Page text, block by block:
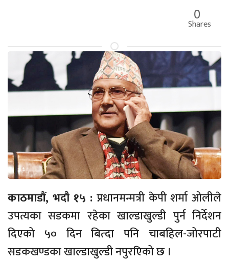
0
Shares
काठमाडौं, भदौ १५ : प्रधानमन्मत्री केपी शर्मा ओलीले
उपत्यका सडकमा रहेका खाल्डाखुल्डी पुर्न निर्देशन
दिएको ५० दिन बित्दा पनि चाबहिल-जोरपाटी
सडकखण्डका खाल्डाखुल्डी नपुरएिको छ ।